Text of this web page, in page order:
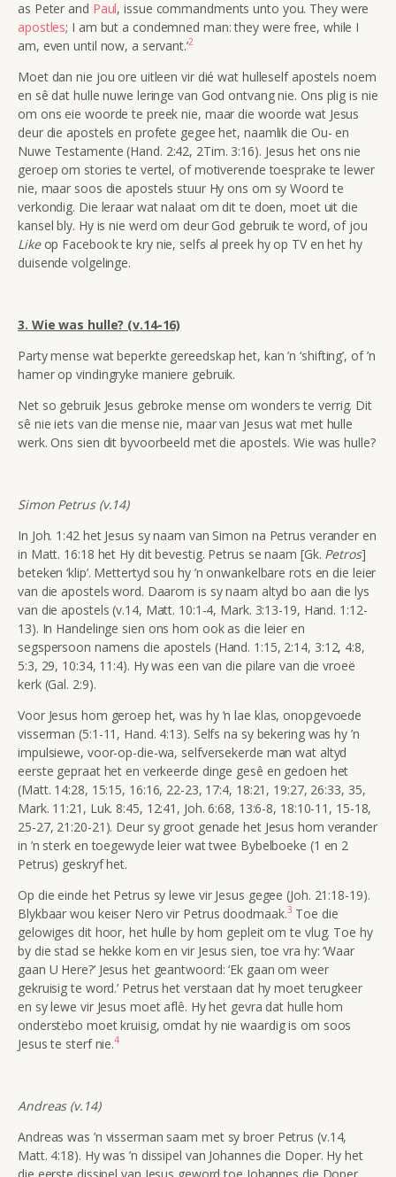
as Peter and Paul, issue commandments unto you. They were
apostles; I am but a condemned man: they were free, while I
am, even until now, a servant.’2
Moet dan nie jou ore uitleen vir dié wat hulleself apostels noem
en sê dat hulle nuwe leringe van God ontvang nie. Ons plig is nie
om ons eie woorde te preek nie, maar die woorde wat Jesus
deur die apostels en profete gegee het, naamlik die Ou- en
Nuwe Testamente (Hand. 2:42, 2Tim. 3:16). Jesus het ons nie
geroep om stories te vertel, of motiverende toesprake te lewer
nie, maar soos die apostels stuur Hy ons om sy Woord te
verkondig. Die leraar wat nalaat om dit te doen, moet uit die
kansel bly. Hy is nie werd om deur God gebruik te word, of jou
Likeop Facebook te kry nie, selfs al preek hy op TV en het hy
duisende volgelinge.
3. Wie was hulle? (v.14-16)
Party mense wat beperkte gereedskap het, kan ’n ‘shifting’, of ’n
hamer op vindingryke maniere gebruik.
Net so gebruik Jesus gebroke mense om wonders te verrig. Dit
sê nie iets van die mense nie, maar van Jesus wat met hulle
werk. Ons sien dit byvoorbeeld met die apostels. Wie was hulle?
Simon Petrus (v.14)
In Joh. 1:42 het Jesus sy naam van Simon na Petrus verander en
in Matt. 16:18 het Hy dit bevestig. Petrus se naam [Gk. Petros]
beteken ‘klip’. Mettertyd sou hy ’n onwankelbare rots en die leier
van die apostels word. Daarom is sy naam altyd bo aan die lys
van die apostels (v.14, Matt. 10:1-4, Mark. 3:13-19, Hand. 1:12-
13). In Handelinge sien ons hom ook as die leier en
segspersoon namens die apostels (Hand. 1:15, 2:14, 3:12, 4:8,
5:3, 29, 10:34, 11:4). Hy was een van die pilare van die vroeë
kerk (Gal. 2:9).
Voor Jesus hom geroep het, was hy ’n lae klas, onopgevoede
visserman (5:1-11, Hand. 4:13). Selfs na sy bekering was hy ’n
impulsiewe, voor-op-die-wa, selfversekerde man wat altyd
eerste gepraat het en verkeerde dinge gesê en gedoen het
(Matt. 14:28, 15:15, 16:16, 22-23, 17:4, 18:21, 19:27, 26:33, 35,
Mark. 11:21, Luk. 8:45, 12:41, Joh. 6:68, 13:6-8, 18:10-11, 15-18,
25-27, 21:20-21). Deur sy groot genade het Jesus hom verander
in ’n sterk en toegewyde leier wat twee Bybelboeke (1 en 2
Petrus) geskryf het.
Op die einde het Petrus sy lewe vir Jesus gegee (Joh. 21:18-19).
Blykbaar wou keiser Nero vir Petrus doodmaak.3 Toe die
gelowiges dit hoor, het hulle by hom gepleit om te vlug. Toe hy
by die stad se hekke kom en vir Jesus sien, toe vra hy: ‘Waar
gaan U Here?’ Jesus het geantwoord: ‘Ek gaan om weer
gekruisig te word.’ Petrus het verstaan dat hy moet terugkeer
en sy lewe vir Jesus moet aflê. Hy het gevra dat hulle hom
onderstebo moet kruisig, omdat hy nie waardig is om soos
Jesus te sterf nie.4
Andreas (v.14)
Andreas was ’n visserman saam met sy broer Petrus (v.14,
Matt. 4:18). Hy was ’n dissipel van Johannes die Doper. Hy het
die eerste dissipel van Jesus geword toe Johannes die Doper